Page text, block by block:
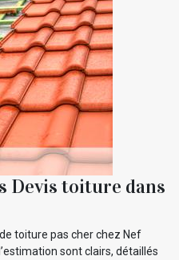
Devis toiture dans
toiture pas cher chez Nef
sont clairs, détaillés